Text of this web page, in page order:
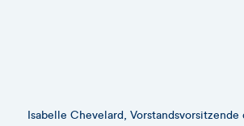
Isabelle Chevelard, Vorstandsvorsitzende